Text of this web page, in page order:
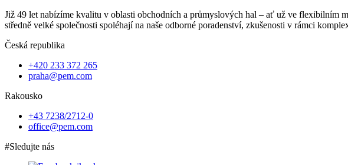
Již 49 let nabízíme kvalitu v oblasti obchodních a průmyslových hal – ať už ve flexibilním
středně velké společnosti spoléhají na naše odborné poradenství, zkušenosti v rámci
Česká republika
+420 233 372 265
praha@pem.com
Rakousko
+43 7238/2712-0
office@pem.com
#Sledujte nás